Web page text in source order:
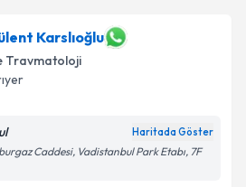
e-posta ile bilgilendireceğiz.
işlenmesine ilişkinAydınlatma
Karslıoğlu
Travmatoloji
Haritada Göster
Caddesi, Vadistanbul Park Etabı, 7F